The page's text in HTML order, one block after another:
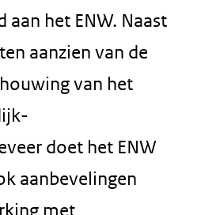
aan het ENW. Naast
aanzien van de
van het
doet het ENW
aanbevelingen
met